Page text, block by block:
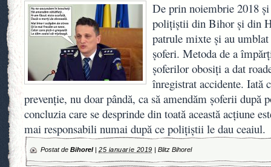
De prin noiembrie 2018
polițiștii din Bihor și din
patrule mixte și au
șoferi. Metoda de a
șoferilor obosiți a dat
înregistrat accidente. Iată
prevenție, nu doar pândă, ca să amendăm șoferii
concluzia care se desprinde din toată această acțiune
mai responsabili numai după ce polițiștii le dau ceaiul.
Postat de Bihorel| 25 ianuarie 2019 | Blitz Bihorel